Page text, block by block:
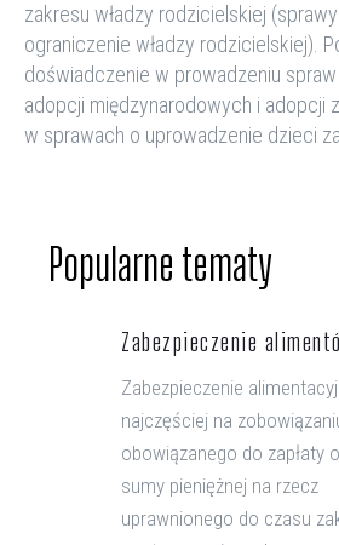
zakresu władzy rodzicielskiej
ograniczenie władzy rodzicielskiej).
doświadczenie w prowadzeniu
adopcji międzynarodowych i adopcji
w sprawach o uprowadzenie dzieci
Popularne tematy
Zabezpieczenie
Zabezpieczenie
najczęściej na
obowiązanego do zapłaty
sumy pieniężnej na rzecz
uprawnionego do czasu